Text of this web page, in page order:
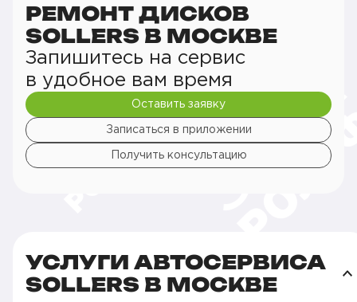
РЕМОНТ ДИСКОВ
SOLLERS В МОСКВЕ
Запишитесь на сервис
в удобное вам время
Оставить заявку
Записаться в приложении
Получить консультацию
УСЛУГИ АВТОСЕРВИСА
SOLLERS В МОСКВЕ